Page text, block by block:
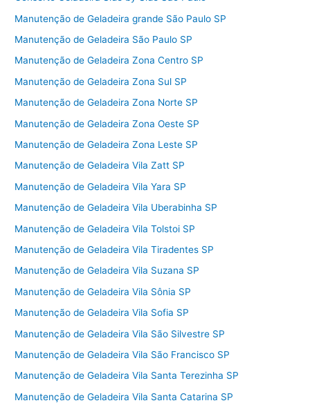
Manutenção de Geladeira grande São Paulo SP
Manutenção de Geladeira São Paulo SP
Manutenção de Geladeira Zona Centro SP
Manutenção de Geladeira Zona Sul SP
Manutenção de Geladeira Zona Norte SP
Manutenção de Geladeira Zona Oeste SP
Manutenção de Geladeira Zona Leste SP
Manutenção de Geladeira Vila Zatt SP
Manutenção de Geladeira Vila Yara SP
Manutenção de Geladeira Vila Uberabinha SP
Manutenção de Geladeira Vila Tolstoi SP
Manutenção de Geladeira Vila Tiradentes SP
Manutenção de Geladeira Vila Suzana SP
Manutenção de Geladeira Vila Sônia SP
Manutenção de Geladeira Vila Sofia SP
Manutenção de Geladeira Vila São Silvestre SP
Manutenção de Geladeira Vila São Francisco SP
Manutenção de Geladeira Vila Santa Terezinha SP
Manutenção de Geladeira Vila Santa Catarina SP